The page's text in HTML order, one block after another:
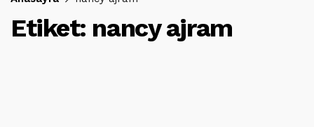
Etiket: nancy ajram